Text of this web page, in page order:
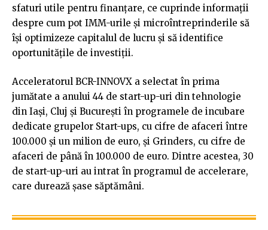
sfaturi utile pentru finanțare, ce cuprinde informații
despre cum pot IMM-urile și microîntreprinderile să
își optimizeze capitalul de lucru și să identifice
oportunitățile de investiții.
Acceleratorul BCR-INNOVX a selectat în prima
jumătate a anului 44 de start-up-uri din tehnologie
din Iași, Cluj și București în programele de incubare
dedicate grupelor Start-ups, cu cifre de afaceri între
100.000 și un milion de euro, și Grinders, cu cifre de
afaceri de până în 100.000 de euro. Dintre acestea, 30
de start-up-uri au intrat în programul de accelerare,
care durează șase săptămâni.